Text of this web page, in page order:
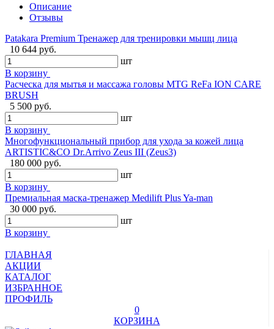
Описание
Отзывы
Patakara Premium Тренажер для тренировки мышц лица
10 644 руб.
шт
В корзину
Расческа для мытья и массажа головы MTG ReFa ION CARE
BRUSH
5 500 руб.
шт
В корзину
Многофункциональный прибор для ухода за кожей лица
ARTISTIC&CO Dr.Arrivo Zeus III (Zeus3)
180 000 руб.
шт
В корзину
Премиальная маска-тренажер Medilift Plus Ya-man
30 000 руб.
шт
В корзину
ГЛАВНАЯ
АКЦИИ
КАТАЛОГ
ИЗБРАННОЕ
ПРОФИЛЬ
0
КОРЗИНА